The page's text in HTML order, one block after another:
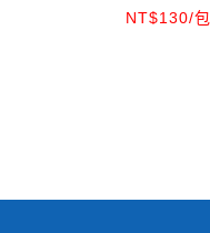
NT$130/包